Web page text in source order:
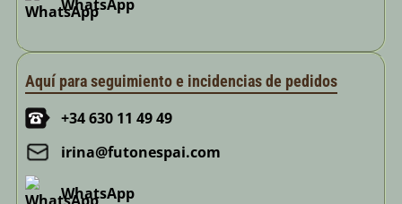
WhatsApp
Aquí para seguimiento e incidencias de pedidos
+34 630 11 49 49
irina@futonespai.com
WhatsApp